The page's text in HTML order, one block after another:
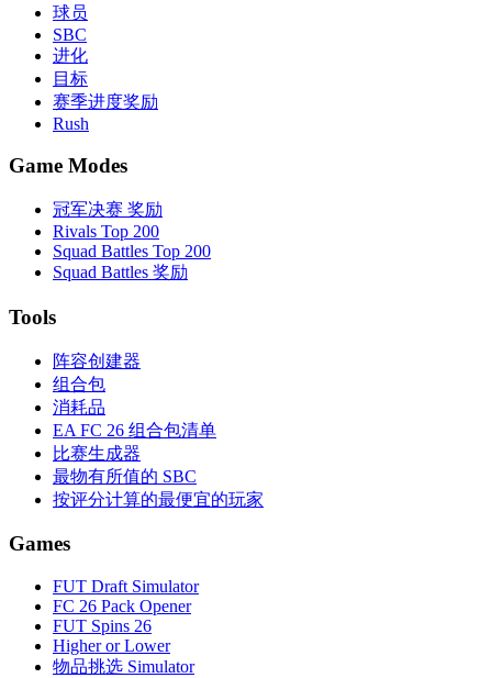
球员
SBC
进化
目标
赛季进度奖励
Rush
Game Modes
冠军决赛 奖励
Rivals Top 200
Squad Battles Top 200
Squad Battles 奖励
Tools
阵容创建器
组合包
消耗品
EA FC 26 组合包清单
比赛生成器
最物有所值的 SBC
按评分计算的最便宜的玩家
Games
FUT Draft Simulator
FC 26 Pack Opener
FUT Spins 26
Higher or Lower
物品挑选 Simulator